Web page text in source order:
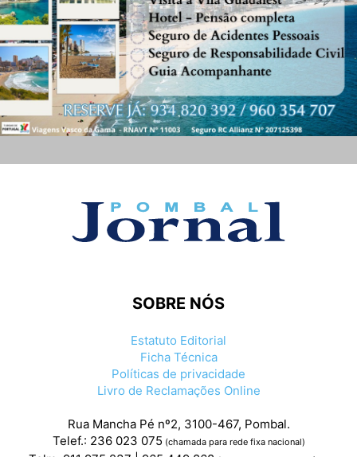
SOBRE NÓS
Estatuto Editorial
Ficha Técnica
Políticas de privacidade
Livro de Reclamações Online
Rua Mancha Pé nº2, 3100-467, Pombal.
Telef.: 236 023 075 (chamada para rede fixa nacional)